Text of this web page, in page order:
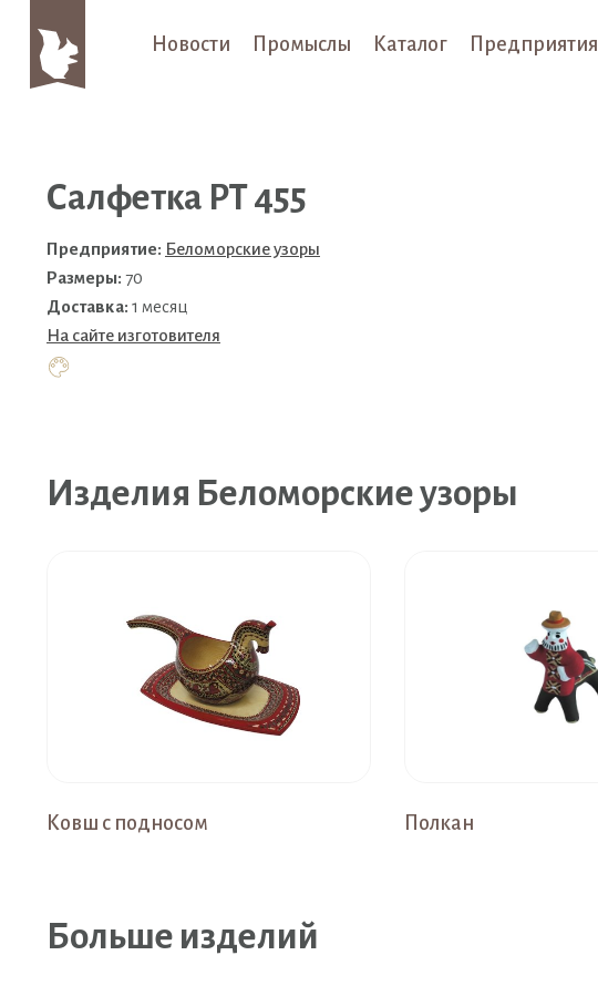
Новости Промыслы Каталог Предприятия
Салфетка РТ 455
Предприятие: Беломорские узоры
Размеры: 70
Доставка: 1 месяц
На сайте изготовителя
Изделия Беломорские узоры
Ковш с подносом Полкан
Больше изделий